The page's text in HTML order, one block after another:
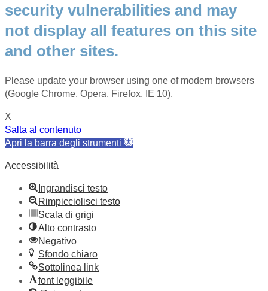
security vulnerabilities and may
not display all features on this site
and other sites.
Please update your browser using one of modern browsers
(Google Chrome, Opera, Firefox, IE 10).
X
Salta al contenuto
Apri la barra degli strumenti
Accessibilità
Ingrandisci testo
Rimpicciolisci testo
Scala di grigi
Alto contrasto
Negativo
Sfondo chiaro
Sottolinea link
font leggibile